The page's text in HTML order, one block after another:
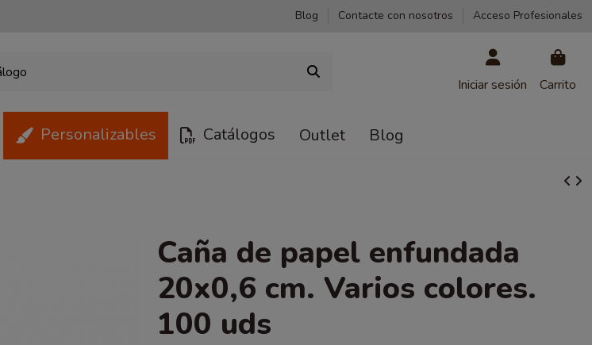
Blog Contacte con nosotros Acceso Profesionales
Iniciar sesión Carrito
Personalizables Catálogos Outlet Blog
Caña de papel enfundada
20x0,6 cm. Varios colores.
100 uds